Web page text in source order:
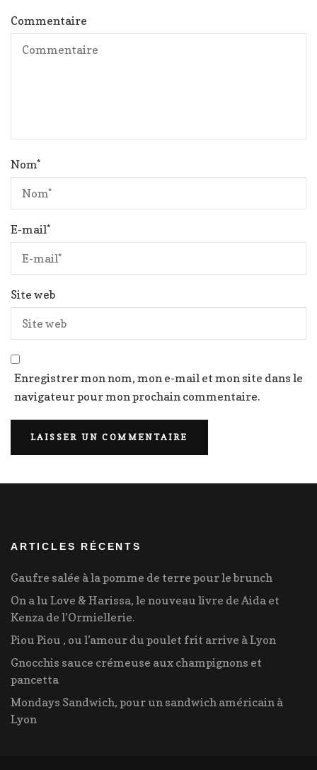
Commentaire
Nom*
E-mail*
Site web
Enregistrer mon nom, mon e-mail et mon site dans le
navigateur pour mon prochain commentaire.
ARTICLES RÉCENTS
Gaufre salée à la pomme de terre pour le brunch
On a lu Love & Harissa, le nouveau livre de Aida et
Kenza de l’Ormiellerie.
Piou Piou , ou l’amour du poulet frit arrive à Lyon
Gnocchis sauce crémeuse aux champignons et
pancetta
Mondays Sandwich, pour un sandwich américain à
Lyon